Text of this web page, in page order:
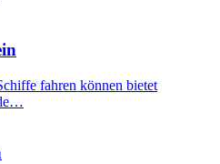
fahren können bietet